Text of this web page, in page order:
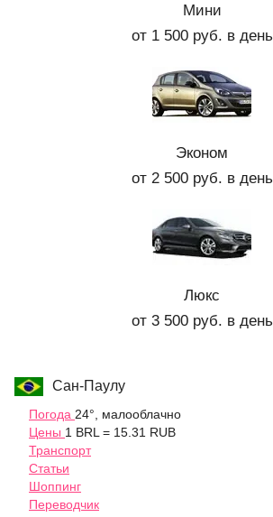
Мини
от 1 500 руб. в день
Эконом
от 2 500 руб. в день
Люкс
от 3 500 руб. в день
Сан-Паулу
Погода 24°, малооблачно
Цены 1 BRL = 15.31 RUB
Транспорт
Статьи
Шоппинг
Переводчик